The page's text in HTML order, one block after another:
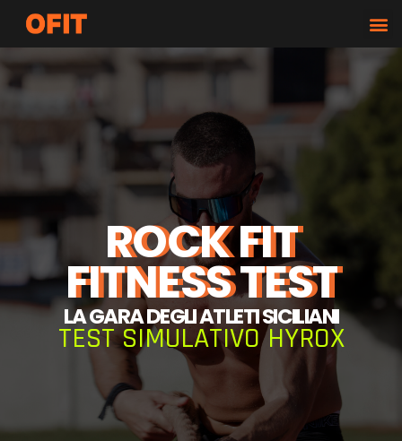
ROCK FIT
FITNESS TEST
LA GARA DEGLI ATLETI SICILIANI
TEST SIMULATIVO HYROX